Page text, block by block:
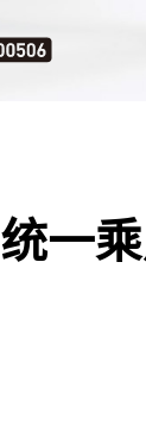
统一